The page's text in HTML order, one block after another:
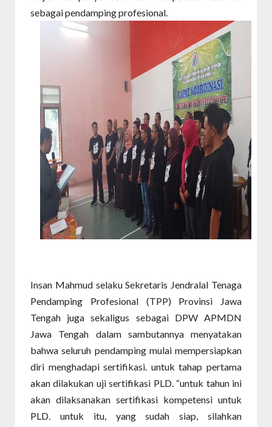
sebagai pendamping profesional.
Insan Mahmud selaku Sekretaris Jendralal Tenaga
Pendamping Profesional (TPP) Provinsi Jawa
Tengah juga sekaligus sebagai DPW APMDN
Jawa Tengah dalam sambutannya menyatakan
bahwa seluruh pendamping mulai mempersiapkan
diri menghadapi sertifikasi. untuk tahap pertama
akan dilakukan uji sertifikasi PLD. “untuk tahun ini
akan dilaksanakan sertifikasi kompetensi untuk
PLD. untuk itu, yang sudah siap, silahkan